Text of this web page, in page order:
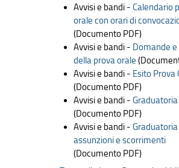
Avvisi e bandi - Calendario
orale con orari di
(Documento PDF)
Avvisi e bandi - Domande e
della prova orale
Avvisi e bandi - Esito Prova
(Documento PDF)
Avvisi e bandi -
(Documento PDF)
Avvisi e bandi - Graduatoria
assunzioni e scorrimenti
(Documento PDF)